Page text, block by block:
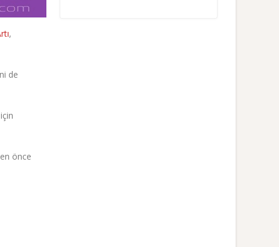
,
de
önce